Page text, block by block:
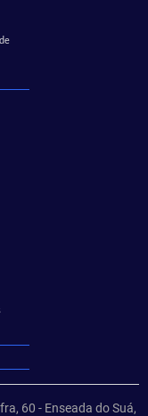
60 - Enseada do Suá,